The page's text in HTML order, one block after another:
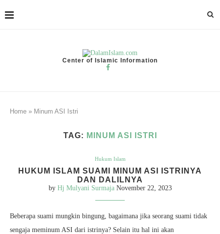
Center of Islamic Information
Home » Minum ASI Istri
TAG: MINUM ASI ISTRI
Hukum Islam
HUKUM ISLAM SUAMI MINUM ASI ISTRINYA
DAN DALILNYA
by Hj Mulyani Surmaja November 22, 2023
Beberapa suami mungkin bingung, bagaimana jika seorang suami tidak
sengaja meminum ASI dari istrinya? Selain itu hal ini akan